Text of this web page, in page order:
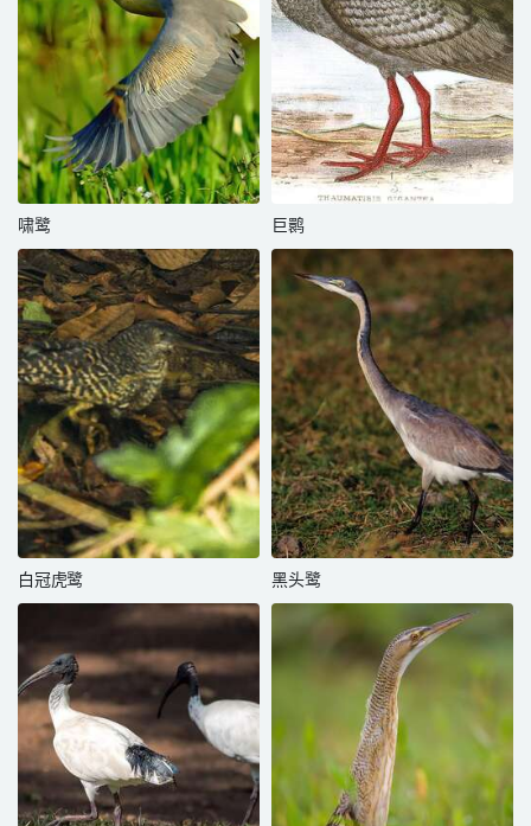
啸鹭 巨鹮
白冠虎鹭 黑头鹭